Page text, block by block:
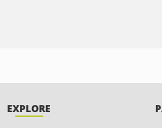
EXPLORE